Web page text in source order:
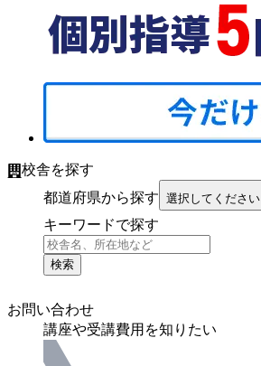
校舎を探す
都道府県から探す 選択してください
キーワードで探す
検索
お問い合わせ
講座や受講費用を知りたい